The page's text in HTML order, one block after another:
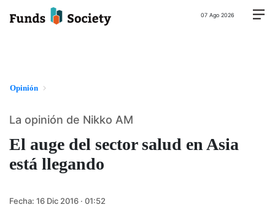
07 Ago 2026
Opinión
El auge del sector salud en Asia
está llegando
La opinión de Nikko AM
Fecha: 16 Dic 2016 · 01:52